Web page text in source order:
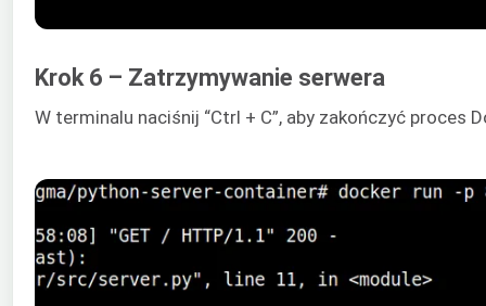
Krok 6 – Zatrzymywanie serwera
W terminalu naciśnij “Ctrl + C”, aby zakończyć proces